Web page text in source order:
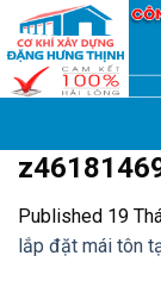
Skip
content
Published 19
lắp đặt mái tôn